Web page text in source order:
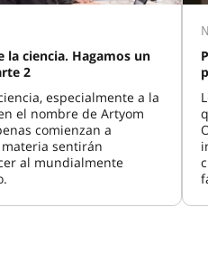
la ciencia. Hagamos un
2
especialmente a la
el nombre de Artyom
comienzan a
sentirán
al mundialmente